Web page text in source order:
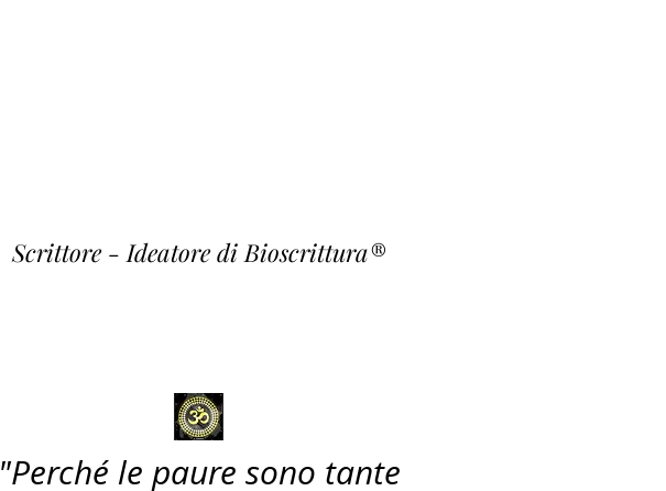
Scrittore - Ideatore di Bioscrittura®
"Perché le paure sono tante